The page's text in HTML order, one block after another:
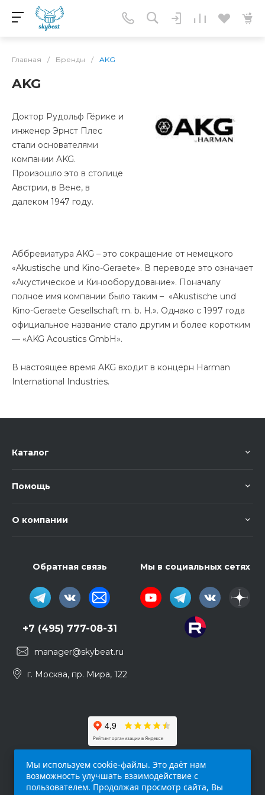
Главная / Бренды / AKG
AKG
Доктор Рудольф Гёрике и
инженер Эрнст Плес
стали основателями
компании AKG.
Произошло это в столице
Австрии, в Вене, в
далеком 1947 году.
Аббревиатура AKG – это сокращение от немецкого
«Akustische und Kino-Geraete». В переводе это означает
«Акустическое и Кинооборудование». Поначалу
полное имя компании было таким – «Akustische und
Kino-Geraete Gesellschaft m. b. H.». Однако с 1997 года
официальное название стало другим и более коротким
— «AKG Acoustics GmbH».
В настоящее время AKG входит в концерн Harman
International Industries.
Каталог
Помощь
О компании
Обратная связь
+7 (495) 777-08-31
manager@skybeat.ru
г. Москва, пр. Мира, 122
Мы в социальных сетях
Мы используем cookie-файлы. Это даёт нам
возможность улучшать взаимодействие с
пользователем. Продолжая просмотр сайта, Вы